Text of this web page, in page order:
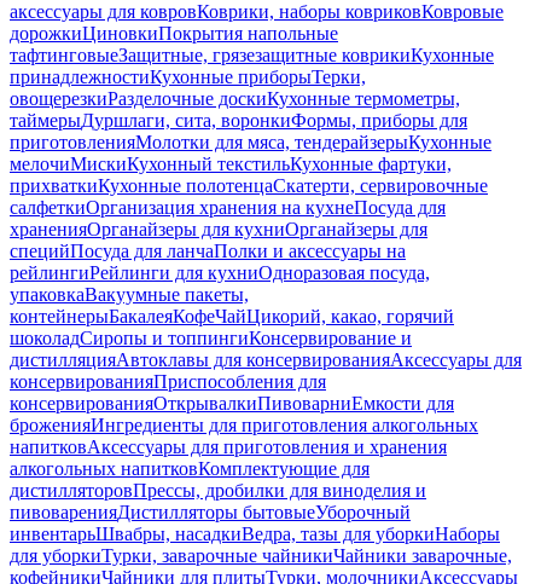
аксессуары для ковровКоврики, наборы ковриковКовровые
дорожкиЦиновкиПокрытия напольные
тафтинговыеЗащитные, грязезащитные коврикиКухонные
принадлежностиКухонные приборыТерки,
овощерезкиРазделочные доскиКухонные термометры,
таймерыДуршлаги, сита, воронкиФормы, приборы для
приготовленияМолотки для мяса, тендерайзерыКухонные
мелочиМискиКухонный текстильКухонные фартуки,
прихваткиКухонные полотенцаСкатерти, сервировочные
салфеткиОрганизация хранения на кухнеПосуда для
храненияОрганайзеры для кухниОрганайзеры для
специйПосуда для ланчаПолки и аксессуары на
рейлингиРейлинги для кухниОдноразовая посуда,
упаковкаВакуумные пакеты,
контейнерыБакалеяКофеЧайЦикорий, какао, горячий
шоколадСиропы и топпингиКонсервирование и
дистилляцияАвтоклавы для консервированияАксессуары для
консервированияПриспособления для
консервированияОткрывалкиПивоварниЕмкости для
броженияИнгредиенты для приготовления алкогольных
напитковАксессуары для приготовления и хранения
алкогольных напитковКомплектующие для
дистилляторовПрессы, дробилки для виноделия и
пивоваренияДистилляторы бытовыеУборочный
инвентарьШвабры, насадкиВедра, тазы для уборкиНаборы
для уборкиТурки, заварочные чайникиЧайники заварочные,
кофейникиЧайники для плитыТурки, молочникиАксессуары